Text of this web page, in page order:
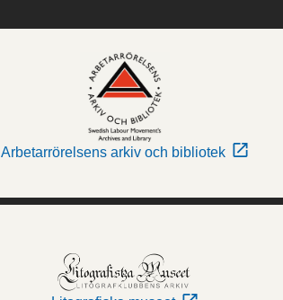
Arbetarrörelsens arkiv och bibliotek